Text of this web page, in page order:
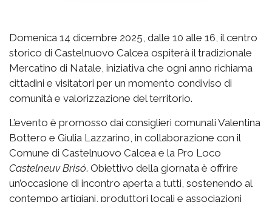
Domenica 14 dicembre 2025, dalle 10 alle 16, il centro
storico di Castelnuovo Calcea ospiterà il tradizionale
Mercatino di Natale, iniziativa che ogni anno richiama
cittadini e visitatori per un momento condiviso di
comunità e valorizzazione del territorio.
L’evento è promosso dai consiglieri comunali Valentina
Bottero e Giulia Lazzarino, in collaborazione con il
Comune di Castelnuovo Calcea e la Pro Loco
Castelneuv Brisó. Obiettivo della giornata è offrire
un’occasione di incontro aperta a tutti, sostenendo al
contempo artigiani, produttori locali e associazioni